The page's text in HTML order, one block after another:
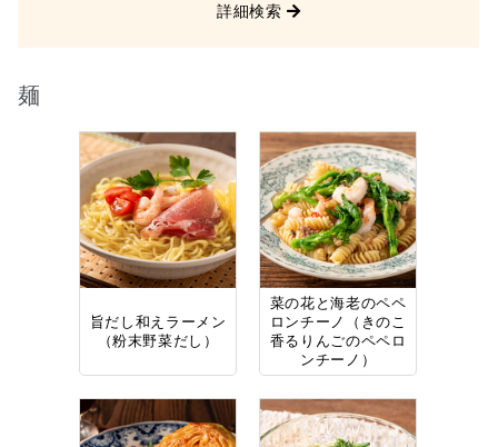
詳細検索
麺
旨だし和えラーメン
（粉末野菜だし）
菜の花と海老のペペ
ロンチーノ（きのこ
香るりんごのペペロ
ンチーノ）